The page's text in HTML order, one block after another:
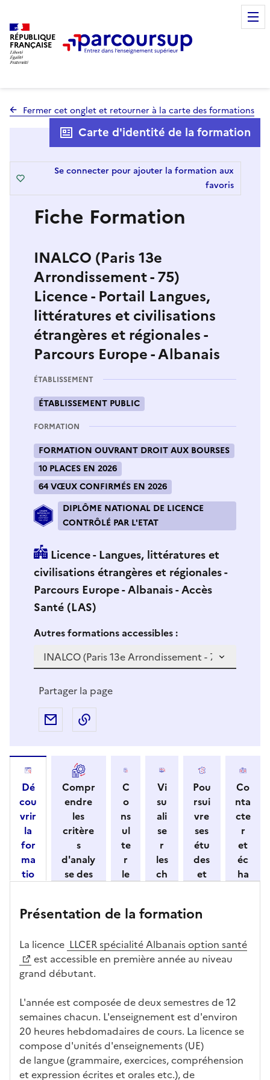
RÉPUBLIQUE
FRANÇAISE
Fermer cet onglet et retourner à la carte des formations
Fiche Formation
INALCO (Paris 13e
Arrondissement - 75)
Licence - Portail Langues,
littératures et civilisations
étrangères et régionales -
Parcours Europe - Albanais
ÉTABLISSEMENT
ÉTABLISSEMENT PUBLIC
FORMATION
FORMATION OUVRANT DROIT AUX BOURSES
10 PLACES EN 2026
64 VŒUX CONFIRMÉS EN 2026
DIPLÔME NATIONAL DE LICENCE
CONTRÔLÉ PAR L'ETAT
Licence - Langues, littératures et
civilisations étrangères et régionales -
Parcours Europe - Albanais - Accès
Santé (LAS)
Si vous sélectionnez une formation dans la zone
Autres formations accessibles :S
v
z
n
e
o
r
t
i
o
n
d
Carte d'identité de la formation
Se connecter pour ajouter la formation aux
favoris
Partager la page
Partager par e-mail
Dé
cou
vrir
la
for
ma
tio
ses
act
éris
tiq
Compr
endre
les
critère
s
d'analy
se des
par
ssemen
t
C
o
ns
ul
te
r
le
o
ali
té
e
c
a
n
di
d
Vi
su
ali
se
r
les
ch
s
ac
cè
fo
rm
ati
on
Pou
rsui
vre
ses
étu
des
et
re
dé
bo
Co
nta
cte
r
et
éc
ha
l'ét
ent
Présentation de la formation
La licence LLCER spécialité Albanais option santé
est accessible en première année au niveau
grand débutant.
L'année est composée de deux semestres de 12
semaines chacun. L'enseignement est d'environ
20 heures hebdomadaires de cours. La licence se
compose d'unités d'enseignements (UE)
de langue (grammaire, exercices, compréhension
et expression écrites et orales etc.), de